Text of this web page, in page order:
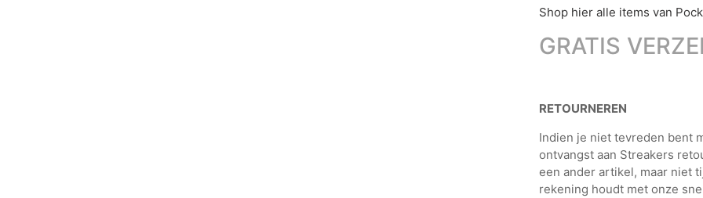
Shop hier alle items van
GRATIS
RETOURNEREN
Indien je niet tevreden bent
ontvangst aan Streakers
een ander artikel, maar niet
rekening houdt met onze